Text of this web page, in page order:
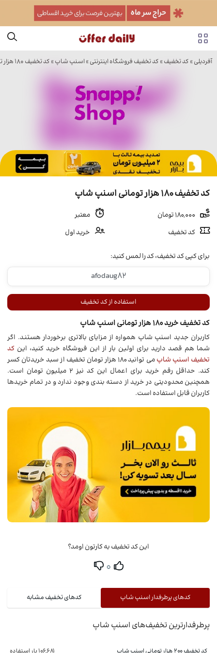
آفردیلی » کد تخفیف » کد تخفیف فروشگاه اینترنتی »اسنپ شاپ» کد تخفیف 180 هزار تومانی اسنپ شاپ
کد تخفیف 180 هزار تومانی اسنپ شاپ
معتبر
کد تخفیف
خرید اول
برای کپی کد تخفیف، کد را لمس کنید:
استفاده از کد تخفیف
کد تخفیف خرید 180 هزار تومانی اسنپ شاپ
کاربران جدید اسنپ شاپ همواره از مزایای بالاتری برخوردار هستند. اگر
شما هم قصد دارید برای اولین بار از این فروشگاه خرید کنید، این کد
تخفیف اسنپ شاپ
می توانید 180 هزار تومان تخفیف از سبد خریدتان کسر
کند. حداقل رقم خرید برای اعمال این کد نیز 2 میلیون تومان است.
همچنین محدودیتی در خرید از دسته بندی وجود ندارد و در تمام خریدها
کاربران قابل استفاده است.
این کد تخفیف به کارتون اومد؟
0
کدهای پرطرفدار اسنپ شاپ کدهای تخفیف مشابه
پرطرفدارترین تخفیف‌های اسنپ شاپ